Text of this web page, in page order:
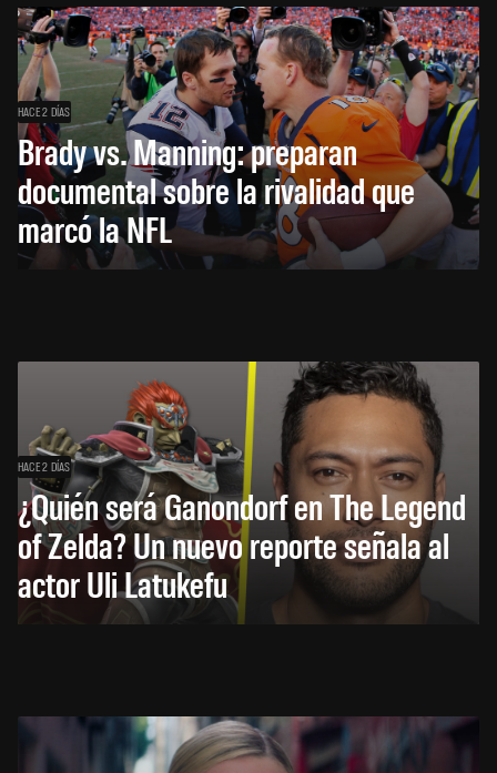
HACE 2 DÍAS
Brady vs. Manning: preparan
documental sobre la rivalidad que
marcó la NFL
HACE 2 DÍAS
¿Quién será Ganondorf en The Legend
of Zelda? Un nuevo reporte señala al
actor Uli Latukefu